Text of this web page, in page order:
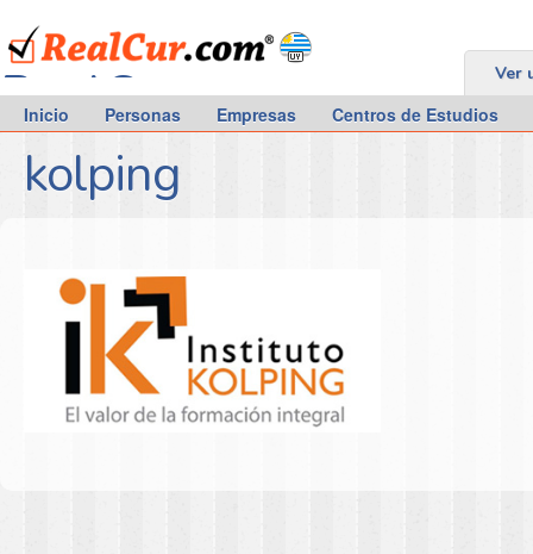
RealCur.com Ver
Inicio Personas Empresas Centros de Estudios
kolping